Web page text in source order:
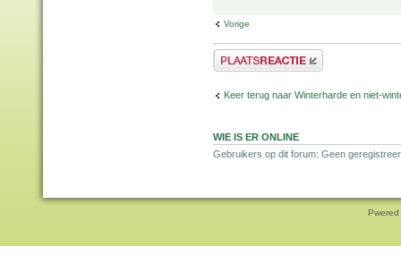
Vorige
Plaats een reactie
Keer terug naar Winterharde en niet-
WIE IS ER ONLINE
Gebruikers op dit forum: Geen